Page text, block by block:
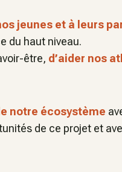
jeunes et à leurs
du haut niveau.
être, d’aider nos
notre écosystème
de ce projet et